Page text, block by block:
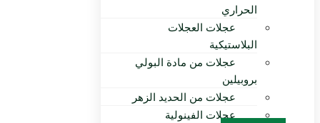
الحراري
عجلات العجلات
البلاستيكية
عجلات من مادة البولي
بروبيلين
عجلات من الحديد الزهر
عجلات الفينولية